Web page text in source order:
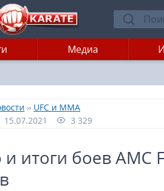
Медиа
» UFC и MMA
15.07.2021
3 329
итоги боев AMC